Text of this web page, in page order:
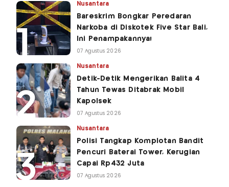
Nusantara
Bareskrim Bongkar Peredaran
Narkoba di Diskotek Five Star Bali,
Ini Penampakannya!
07 Agustus 2026
Nusantara
Detik-Detik Mengerikan Balita 4
Tahun Tewas Ditabrak Mobil
Kapolsek
07 Agustus 2026
Nusantara
Polisi Tangkap Komplotan Bandit
Pencuri Baterai Tower, Kerugian
Capai Rp432 Juta
07 Agustus 2026